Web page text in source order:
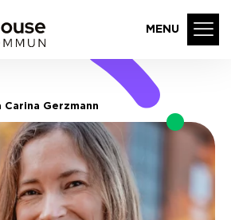
MENU
Carina Gerzmann